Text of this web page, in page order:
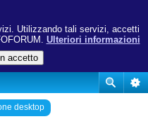
Utilizzando tali servizi, accetti
Ulteriori informazioni
desktop